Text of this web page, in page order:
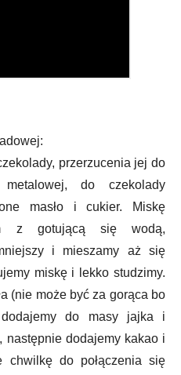
przerzucenia jej do
do czekolady
masło i cukier. Miskę
z gotującą się wodą,
i mieszamy aż się
miskę i lekko studzimy.
(nie może być za gorąca bo
do masy jajka i
następnie dodajemy kakao i
chwilkę do połączenia się